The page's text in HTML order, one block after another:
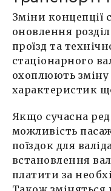
Зміни концепції
оновлення
проїзд та
стаціонарного
охоплюють
характеристик
Якщо сучасна
можливість
поїздок для
встановлення
платити за